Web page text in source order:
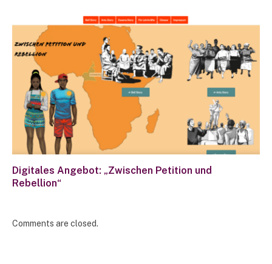
Digitales Angebot: „Zwischen Petition und
Rebellion“
Comments are closed.